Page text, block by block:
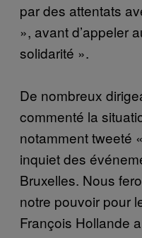
par des attentats
», avant d’appeler
solidarité ».
De nombreux
commenté la
notamment tweeté
inquiet des
Bruxelles. Nous
notre pouvoir pour
François Hollande